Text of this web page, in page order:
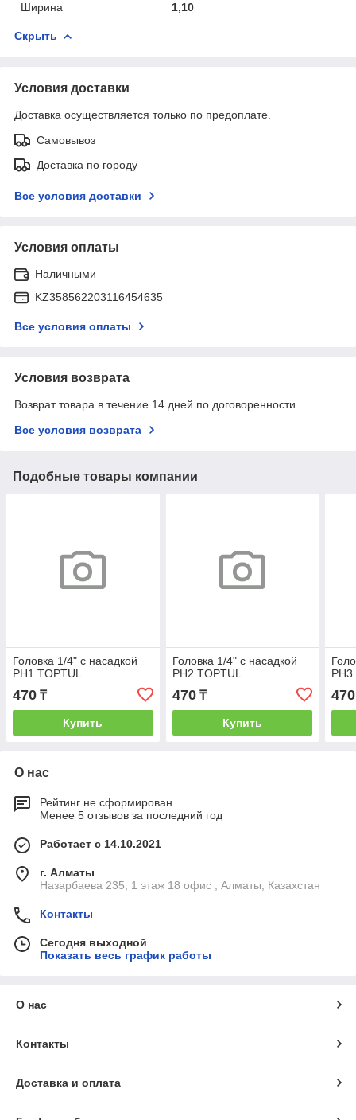
Ширина
1,10
Скрыть
Условия доставки
Доставка осуществляется только по предоплате.
Самовывоз
Доставка по городу
Все условия доставки
Условия оплаты
Наличными
KZ358562203116454635
Все условия оплаты
Условия возврата
Возврат товара в течение 14 дней по договоренности
Все условия возврата
Подобные товары компании
Головка 1/4" с насадкой
PH1 TOPTUL
470 ₸
Купить
Головка 1/4" с насадкой
PH2 TOPTUL
470₸
Купить
470
О нас
Рейтинг не сформирован
Менее 5 отзывов за последний год
Работает с 14.10.2021
г. Алматы
Назарбаева 235, 1 этаж 18 офис , Алматы, Казахстан
Контакты
Сегодня выходной
Показать весь график работы
О нас
Контакты
Доставка и оплата